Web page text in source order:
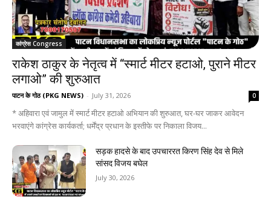
कांग्रेस Congress
राकेश ठाकुर के नेतृत्व में “स्मार्ट मीटर हटाओ, पुराने मीटर
लगाओ” की शुरुआत
पाटन के गोठ (PKG NEWS) - July 31, 2026 0
* अहिवारा एवं जामुल में स्मार्ट मीटर हटाओ अभियान की शुरुआत, घर-घर जाकर आवेदन
भरवाएंगे कांग्रेस कार्यकर्ता; धर्मेंद्र प्रधान के इस्तीफे पर निकाला विजय...
सड़क हादसे के बाद उपचाररत किरण सिंह देव से मिले
सांसद विजय बघेल
July 30, 2026